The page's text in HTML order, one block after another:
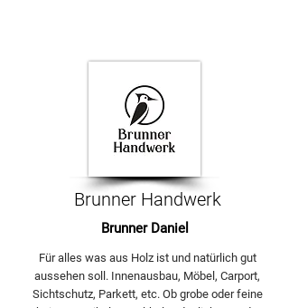
Brunner Handwerk
Brunner Daniel
Für alles was aus Holz ist und natürlich gut
aussehen soll. Innenausbau, Möbel, Carport,
Sichtschutz, Parkett, etc. Ob grobe oder feine